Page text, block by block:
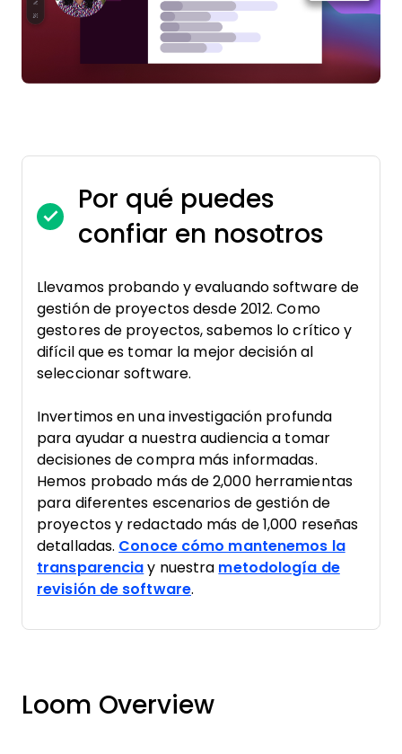
Por qué puedes
confiar en nosotros
Llevamos probando y evaluando software de
gestión de proyectos desde 2012. Como
gestores de proyectos, sabemos lo crítico y
difícil que es tomar la mejor decisión al
seleccionar software.
Invertimos en una investigación profunda
para ayudar a nuestra audiencia a tomar
decisiones de compra más informadas.
Hemos probado más de 2,000 herramientas
para diferentes escenarios de gestión de
proyectos y redactado más de 1,000 reseñas
detalladas. Conoce cómo mantenemos la
transparencia y nuestra metodología de
revisión de software.
Loom Overview